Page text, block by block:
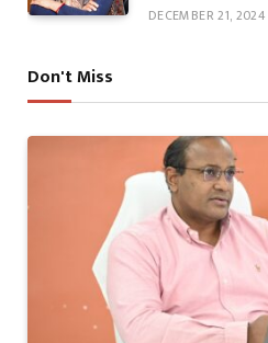
DECEMBER 21, 2024
Don't Miss